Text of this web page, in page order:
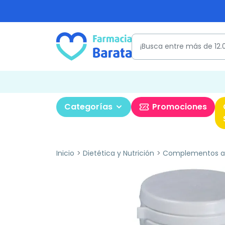
Categorías Promociones
Inicio Dietética y Nutrición Complementos